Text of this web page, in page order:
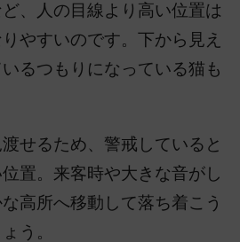
、人の目線より高い位置は
やすいのです。下から見え
るつもりになっている猫も
せるため、警戒していると
置。来客時や大きな音がし
高所へ移動して落ち着こう
う。